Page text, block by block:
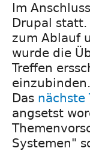
Im
Drupal
zum Ablauf
wurde die
Treffen
einzubinden.
Das nächste
angsetst
Systemen"